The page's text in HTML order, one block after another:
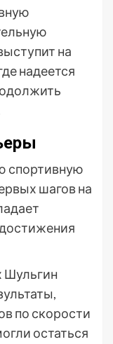
на
надеется
спортивную
шагов на
Шульгин
по скорости
остаться